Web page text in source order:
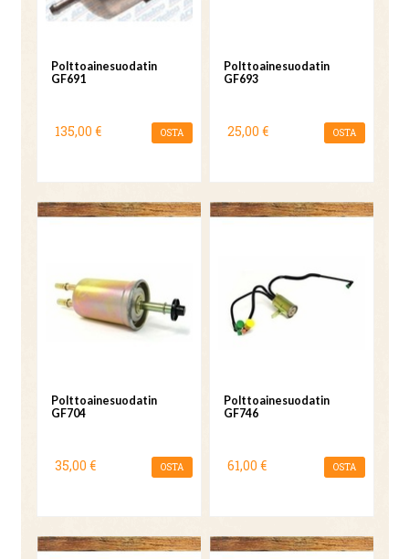
Polttoainesuodatin
GF691
135,00 € OSTA
Polttoainesuodatin
GF693
25,00 € OSTA
Polttoainesuodatin
GF704
35,00 € OSTA
Polttoainesuodatin
GF746
61,00 € OSTA